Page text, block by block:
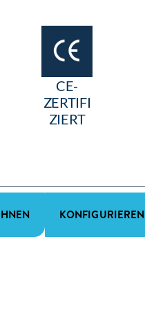
CE-
ZERTIFI
ZIERT
KONFIGURIEREN